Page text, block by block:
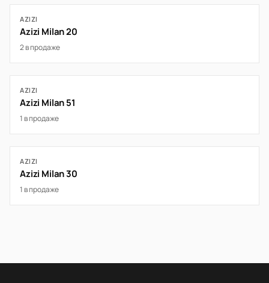
AZIZI
Azizi Milan 20
2 в продаже
AZIZI
Azizi Milan 51
1 в продаже
AZIZI
Azizi Milan 30
1 в продаже